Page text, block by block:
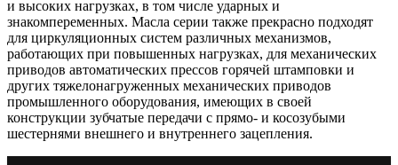
и высоких нагрузках, в том числе ударных и
знакомпеременных. Масла серии также прекрасно подходят
для циркуляционных систем различных механизмов,
работающих при повышенных нагрузках, для механических
приводов автоматических прессов горячей штамповки и
других тяжелонагруженных механических приводов
промышленного оборудования, имеющих в своей
конструкции зубчатые передачи с прямо- и косозубыми
шестернями внешнего и внутреннего зацепления.